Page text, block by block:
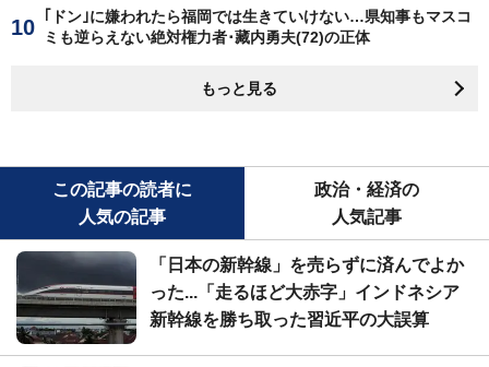
｢ドン｣に嫌われたら福岡では生きていけない…県知事もマスコ
ミも逆らえない絶対権力者･藏内勇夫(72)の正体
もっと見る
この記事の読者に
人気の記事
政治・経済の
人気記事
「日本の新幹線」を売らずに済んでよか
った...「走るほど大赤字」インドネシア
新幹線を勝ち取った習近平の大誤算